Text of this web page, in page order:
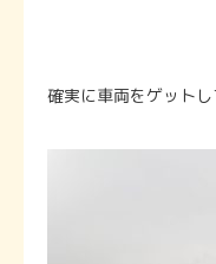
確実に車両をゲットし